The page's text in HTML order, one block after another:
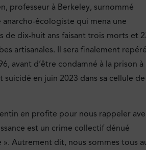
professeur à Berkeley, surnommé
anarcho-écologiste qui mena une
de dix-huit ans faisant trois morts et
artisanales. Il sera finalement
avant d’être condamné à la prison à
suicidé en juin 2023 dans sa cellule de
en profite pour nous rappeler
est un crime collectif dénué
Autrement dit, nous sommes tous